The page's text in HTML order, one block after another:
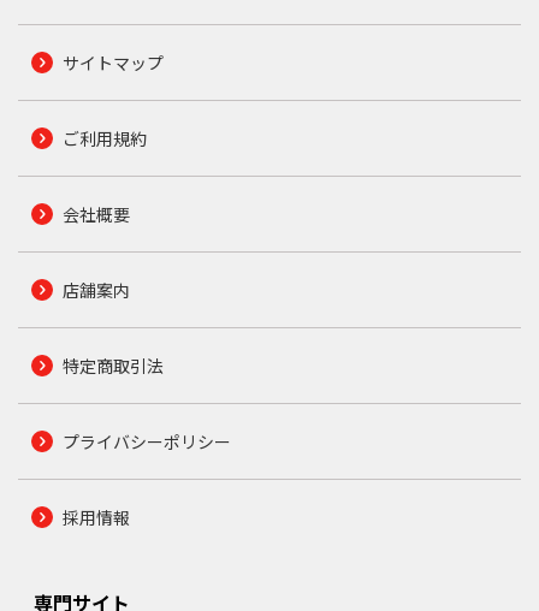
サイトマップ
ご利用規約
会社概要
店舗案内
特定商取引法
プライバシーポリシー
採用情報
専門サイト